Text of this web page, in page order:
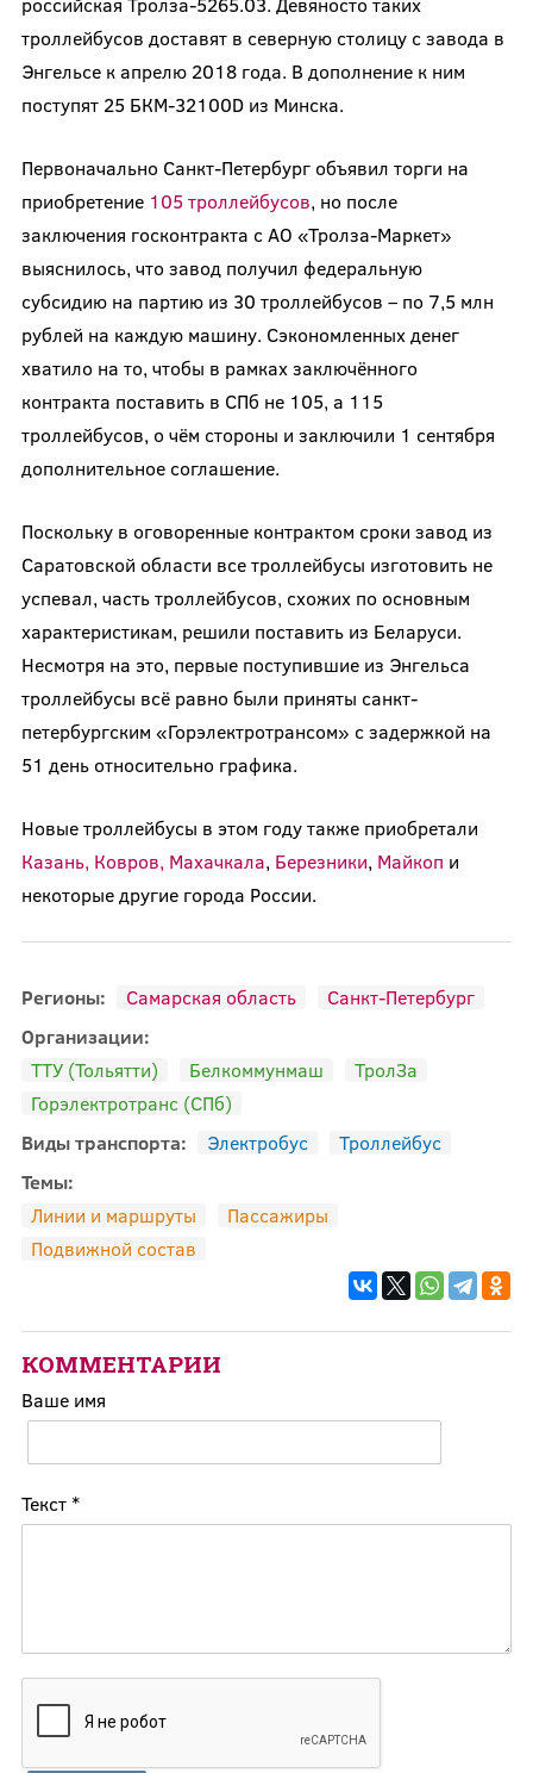
троллейбусов доставят в северную столицу с завода в
Энгельсе к апрелю 2018 года. В дополнение к ним
поступят 25 БКМ-32100D из Минска.
Первоначально Санкт-Петербург объявил торги на
приобретение 105 троллейбусов, но после
заключения госконтракта с АО «Тролза-Маркет»
выяснилось, что завод получил федеральную
субсидию на партию из 30 троллейбусов – по 7,5 млн
рублей на каждую машину. Сэкономленных денег
хватило на то, чтобы в рамках заключённого
контракта поставить в СПб не 105, а 115
троллейбусов, о чём стороны и заключили 1 сентября
дополнительное соглашение.
Поскольку в оговоренные контрактом сроки завод из
Саратовской области все троллейбусы изготовить не
успевал, часть троллейбусов, схожих по основным
характеристикам, решили поставить из Беларуси.
Несмотря на это, первые поступившие из Энгельса
троллейбусы всё равно были приняты санкт-
петербургским «Горэлектротрансом» с задержкой на
51 день относительно графика.
Новые троллейбусы в этом году также приобретали
Казань, Ковров, Махачкала, Березники, Майкоп и
некоторые другие города России.
Регионы: Самарская область
Санкт-Петербург
Организации:
ТТУ (Тольятти)
Белкоммунмаш
ТролЗа
Горэлектротранс (СПб)
Виды транспорта:
Электробус
Троллейбус
Темы:
Линии и маршруты
Пассажиры
Подвижной состав
КОММЕНТАРИИ
Ваше имя
Текст *